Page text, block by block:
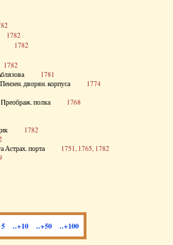
1782
1782
1782
Аблязова 1781
Пензен. дворян. корпуса 1774
Преображ. полка 1768
1782
Астрах. порта 1751, 1765, 1782
5 ..+10 ..+50 ..+100